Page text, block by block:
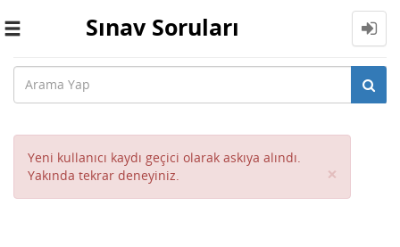
Toggle
Sınav Soruları
Yeni kullanıcı kaydı geçici olarak askıya alındı.
Yakında tekrar deneyiniz.
×